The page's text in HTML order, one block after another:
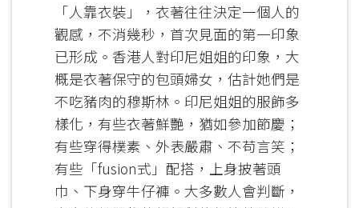
「人靠衣裝」，衣著往往決定一個人的
觀感，不消幾秒，首次見面的第一印象
已形成。香港人對印尼姐姐的印象，大
概是衣著保守的包頭婦女，估計她們是
不吃豬肉的穆斯林。印尼姐姐的服飾多
樣化，有些衣著鮮艷，猶如參加節慶；
有些穿得樸素、外表嚴肅、不苟言笑；
有些「fusion式」配搭，上身披著頭
巾、下身穿牛仔褲。大多數人會判斷，